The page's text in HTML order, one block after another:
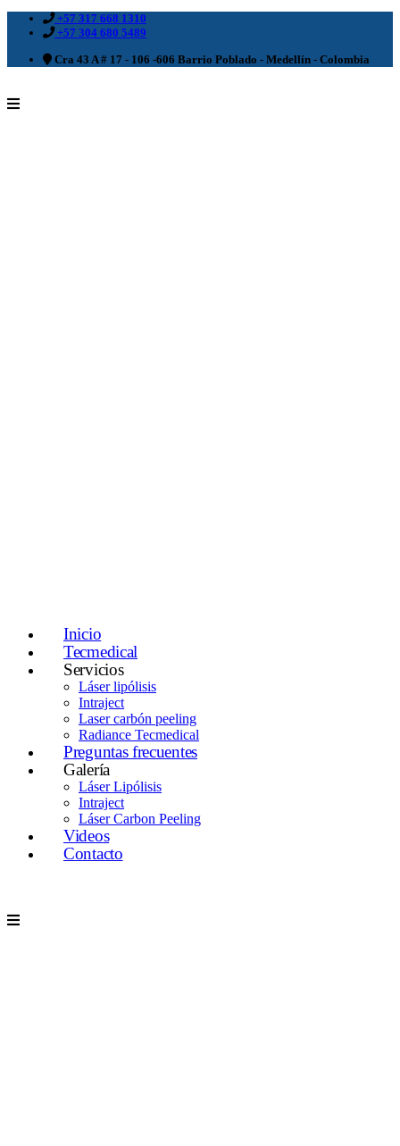
+57 317 668 1310
+57 304 680 5489
Cra 43 A # 17 - 106 -606 Barrio Poblado - Medellín - Colombia
Inicio
Tecmedical
Servicios
Láser lipólisis
Intraject
Laser carbón peeling
Radiance Tecmedical
Preguntas frecuentes
Galería
Láser Lipólisis
Intraject
Láser Carbon Peeling
Videos
Contacto